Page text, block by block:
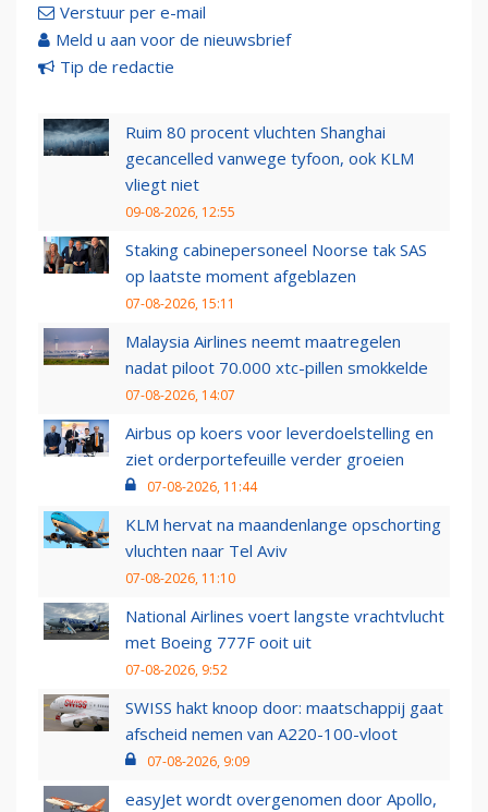
Verstuur per e-mail
Meld u aan voor de nieuwsbrief
Tip de redactie
Ruim 80 procent vluchten Shanghai
gecancelled vanwege tyfoon, ook KLM
vliegt niet
09-08-2026, 12:55
Staking cabinepersoneel Noorse tak SAS
op laatste moment afgeblazen
07-08-2026, 15:11
Malaysia Airlines neemt maatregelen
nadat piloot 70.000 xtc-pillen smokkelde
07-08-2026, 14:07
Airbus op koers voor leverdoelstelling en
ziet orderportefeuille verder groeien
07-08-2026, 11:44
KLM hervat na maandenlange opschorting
vluchten naar Tel Aviv
07-08-2026, 11:10
National Airlines voert langste vrachtvlucht
met Boeing 777F ooit uit
07-08-2026, 9:52
SWISS hakt knoop door: maatschappij gaat
afscheid nemen van A220-100-vloot
07-08-2026, 9:09
easyJet wordt overgenomen door Apollo,